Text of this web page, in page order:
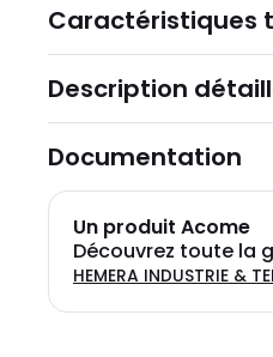
Caractéristiques
Description
Documentation
Un produit Acome
Découvrez toute la
HEMERA INDUSTRIE &